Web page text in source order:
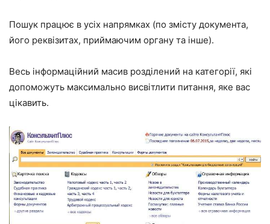
Пошук працює в усіх напрямках (по змісту документа,
його реквізитах, приймаючим органу та інше).
Весь інформаційний масив розділений на категорії, які
допоможуть максимально висвітлити питання, яке вас
цікавить.